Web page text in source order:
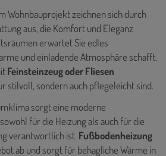
Wohnbauprojekt zeichnen sich durch
aus, die Komfort und Eleganz
erwartet Sie edles
und einladende Atmosphäre schafft.
Feinsteinzeug oder Fliesen
stilvoll, sondern auch pflegeleicht sind.
sorgt eine moderne
für die Heizung als auch für die
verantwortlich ist. Fußbodenheizung
ab und sorgt für behagliche Wärme in